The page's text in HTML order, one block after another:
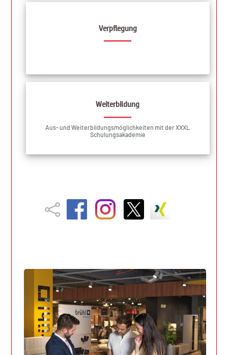
Verpflegung
Weiterbildung
Aus- und Weiterbildungsmöglichkeiten mit der XXXL
Schulungsakademie